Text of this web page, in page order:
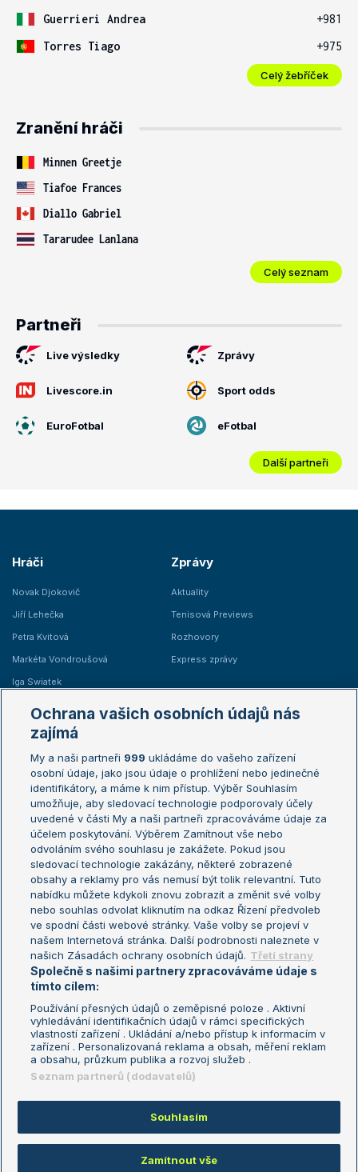
Guerrieri Andrea
+981
Torres Tiago
+975
Celý žebříček
Zranění hráči
Minnen Greetje
Tiafoe Frances
Diallo Gabriel
Tararudee Lanlana
Celý seznam
Partneři
Live výsledky Zprávy
Livescore.in Sport odds
EuroFotbal eFotbal
Další partneři
Hráči
Novak Djokovič
Jiří Lehečka
Petra Kvitová
Markéta Vondroušová
Iga Swiatek
Zprávy
Aktuality
Tenisová Previews
Rozhovory
Express zprávy
Žebříčky
Žebříček ATP (muži)
Žebříček WTA (ženy)
Sázkařský žebříček
Australian Open
French Open
Wimbledon
US Open
Turnaj mistrů
Turnaj mistryň
Aktualní trendy
Fotbalové přestupy
Livesport Daily
LS Prague Open
Podmínky užití
Nastavení soukromí
GDPR a žurnalistika
Reklama
Kontakt
Informace o zpracování osobních
údajů
Copyright © 2008-2026 TenisPortal.cz. Využíváme zpravodajství ČTK.
Ochrana vašich osobních údajů nás
zajímá
My a naši partneři 999 ukládáme do vašeho zařízení
osobní údaje, jako jsou údaje o prohlížení nebo jedinečné
identifikátory, a máme k nim přístup. Výběr Souhlasím
umožňuje, aby sledovací technologie podporovaly účely
uvedené v části My a naši partneři zpracováváme údaje za
účelem poskytování. Výběrem Zamítnout vše nebo
odvoláním svého souhlasu je zakážete. Pokud jsou
sledovací technologie zakázány, některé zobrazené
obsahy a reklamy pro vás nemusí být tolik relevantní. Tuto
nabídku můžete kdykoli znovu zobrazit a změnit své volby
nebo souhlas odvolat kliknutím na odkaz Řízení předvoleb
ve spodní části webové stránky. Vaše volby se projeví v
našem Internetová stránka. Další podrobnosti naleznete v
našich Zásadách ochrany osobních údajů. Třetí strany
Společně s našimi partnery zpracováváme údaje s
tímto cílem:
Používání přesných údajů o zeměpisné poloze . Aktivní
vyhledávání identifikačních údajů v rámci specifických
vlastností zařízení . Ukládání a/nebo přístup k informacím v
zařízení . Personalizovaná reklama a obsah, měření reklam
a obsahu, průzkum publika a rozvoj služeb .
Seznam partnerů (dodavatelů)
Souhlasím
Zamítnout vše